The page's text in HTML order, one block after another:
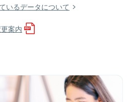
いるデータについて
案内